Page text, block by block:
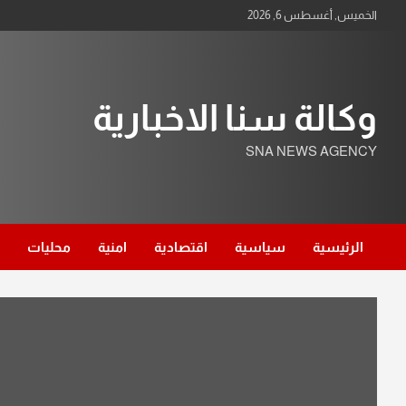
الخميس, أغسطس 6, 2026
وكالة سنا الاخبارية
SNA NEWS AGENCY
الرئيسية سياسية اقتصادية امنية محليات